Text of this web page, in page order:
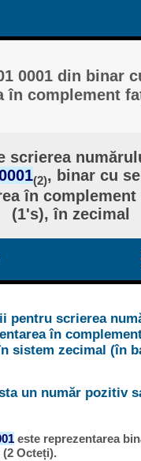
0001 din binar
în complement
scrierea
(2), binar cu
în complement
(1's), în zecimal
pentru scrierea
în
sistem zecimal (în
un număr pozitiv
este reprezentarea
(2 Octeți).